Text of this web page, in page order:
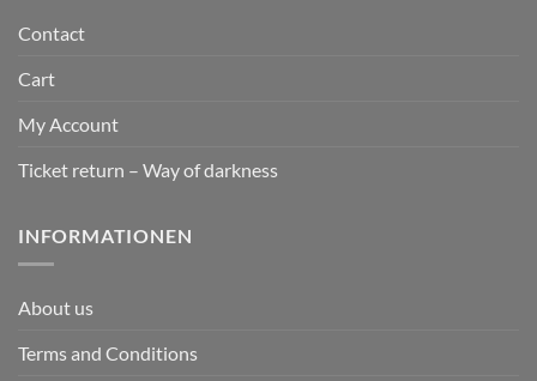
Contact
Cart
My Account
Ticket return – Way of darkness
INFORMATIONEN
About us
Terms and Conditions